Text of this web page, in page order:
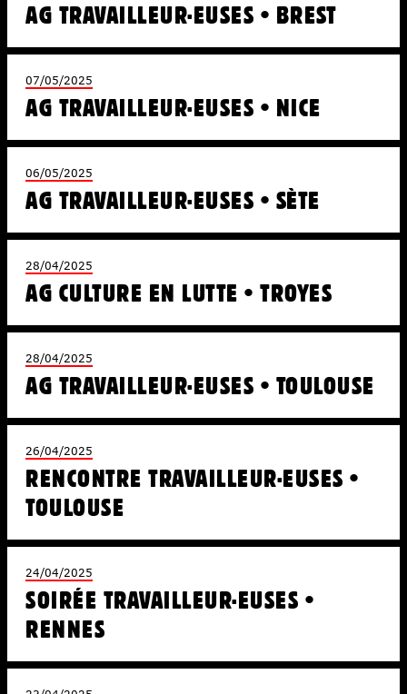
AG TRAVAILLEUR·EUSES • BREST
07/05/2025
AG TRAVAILLEUR·EUSES • NICE
06/05/2025
AG TRAVAILLEUR·EUSES • SÈTE
28/04/2025
AG CULTURE EN LUTTE • TROYES
28/04/2025
AG TRAVAILLEUR·EUSES • TOULOUSE
26/04/2025
RENCONTRE TRAVAILLEUR·EUSES •
TOULOUSE
24/04/2025
SOIRÉE TRAVAILLEUR·EUSES •
RENNES